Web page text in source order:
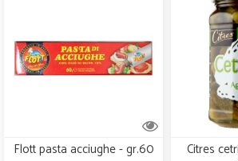
Flott pasta acciughe - gr.60
Citres